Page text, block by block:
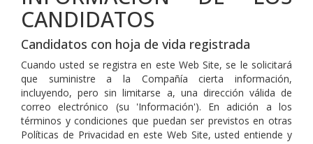
CANDIDATOS
Candidatos con hoja de vida registrada
Cuando usted se registra en este Web Site, se le solicitará
que suministre a la Compañía cierta información,
incluyendo, pero sin limitarse a, una dirección válida de
correo electrónico (su 'Información'). En adición a los
términos y condiciones que puedan ser previstos en otras
Políticas de Privacidad en este Web Site, usted entiende y